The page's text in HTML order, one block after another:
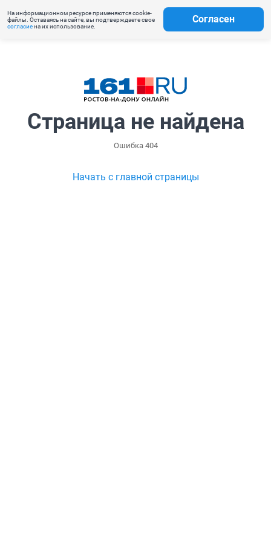
На информационном ресурсе применяются cookie-
файлы. Оставаясь на сайте, вы подтверждаете свое
согласиена их использование.
Согласен
Страница не найдена
Ошибка 404
Начать с главной страницы